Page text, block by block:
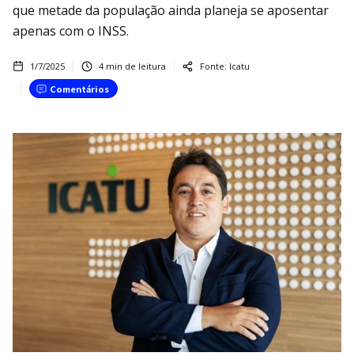
que metade da população ainda planeja se aposentar
apenas com o INSS.
1/7/2025 4min de leitura Fonte: Icatu
Comentários